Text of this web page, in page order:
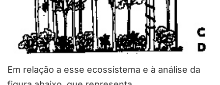
Em relação a esse ecossistema e à análise da